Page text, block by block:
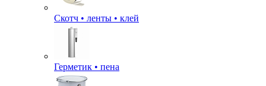
Скотч • ленты • клей
Герметик • пена